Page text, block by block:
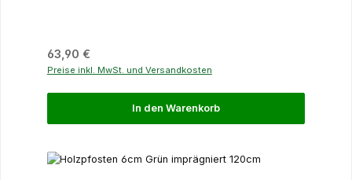
Regulärer Preis:
63,90 €
Preise inkl. MwSt. und Versandkosten
In den Warenkorb